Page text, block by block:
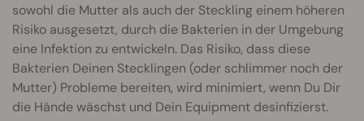
sowohl die Mutter als auch der Steckling einem höheren
Risiko ausgesetzt, durch die Bakterien in der Umgebung
eine Infektion zu entwickeln. Das Risiko, dass diese
Bakterien Deinen Stecklingen (oder schlimmer noch der
Mutter) Probleme bereiten, wird minimiert, wenn Du Dir
die Hände wäschst und Dein Equipment desinfizierst.